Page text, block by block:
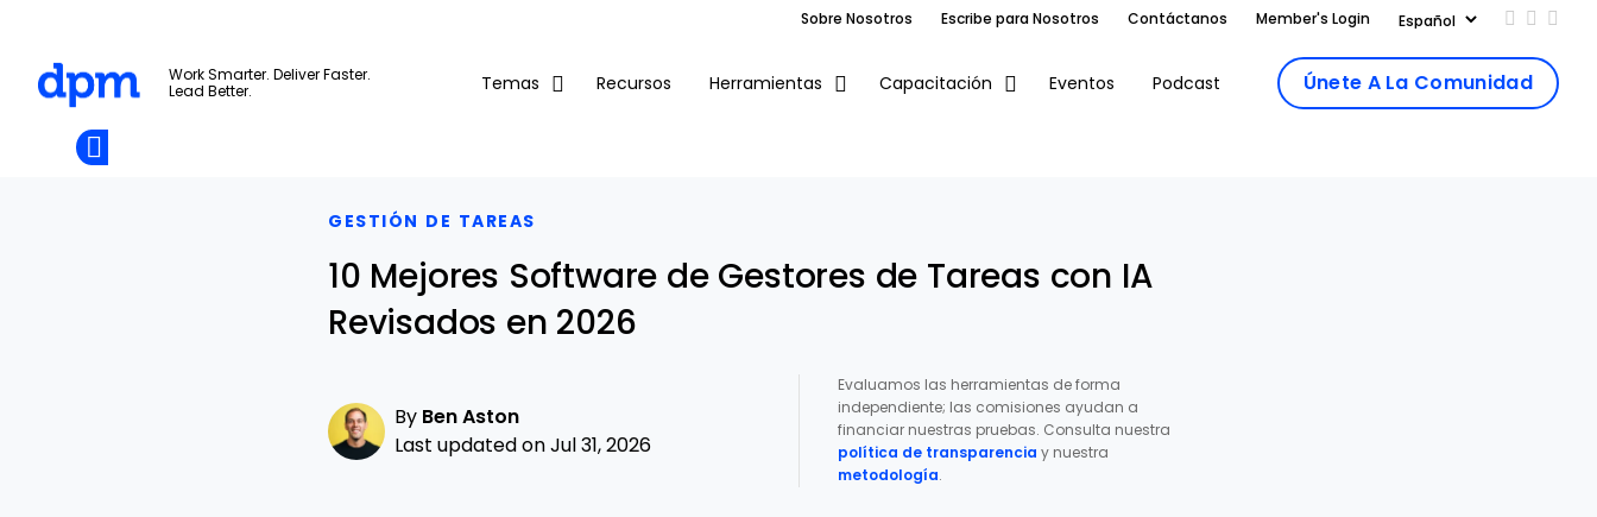
Skip to main content
Sobre Nosotros Escribe para Nosotros Contáctanos Member's Login Add us
Follow
Work Smarter. Deliver Faster.
Lead Better.
Temas Recursos Herramientas Capacitación Eventos Podcast Únete A La Comunidad
Add as
GESTIÓN DE TAREAS
10 Mejores Software de Gestores de Tareas con IA
Revisados en 2026
By Ben Aston
Last updated on Jul 31, 2026
Evaluamos las herramientas de forma
independiente; las comisiones ayudan a
financiar nuestras pruebas. Consulta nuestra
política de transparencia y nuestra
metodología.